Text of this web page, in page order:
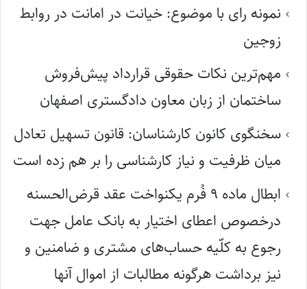
نمونه رای با موضوع: خیانت در امانت در روابط
زوجین
مهم‌ترین نکات حقوقی قرارداد پیش‌فروش
ساختمان از زبان معاون دادگستری اصفهان
سخنگوی کانون کارشناسان: قانون تسهیل تعادل
میان ظرفیت و نیاز کارشناسی را بر هم زده است
ابطال ماده ۹ فُرم یکنواخت عقد قرض‌الحسنه
درخصوص اعطای اختیار به بانک عامل جهت
رجوع به کلّیه حساب‌های مشتری و ضامنین و
نیز برداشت هرگونه مطالبات از اموال آنها